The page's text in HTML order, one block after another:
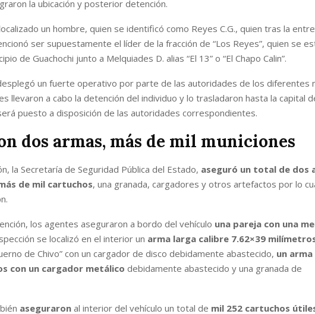
la ubicación y posterior detención.
un hombre, quien se identificó como Reyes C.G., quien tras la
ser supuestamente el líder de la fracción de “Los Reyes”, quien se
de Guachochi junto a Melquiades D. alias “El 13” o “El Chapo Calin”.
un fuerte operativo por parte de las autoridades de los diferentes
llevaron a cabo la detención del individuo y lo trasladaron hasta la capital
puesto a disposición de las autoridades correspondientes.
dos armas, más de mil municiones
la Secretaría de Seguridad Pública del Estado, aseguró un total de dos
de mil cartuchos, una granada, cargadores y otros artefactos por lo
los agentes aseguraron a bordo del vehículo una pareja con una
se localizó en el interior un arma larga calibre 7.62×39
de Chivo” con un cargador de disco debidamente abastecido, un
con un cargador metálico debidamente abastecido y una granada de
aseguraron al interior del vehículo un total de mil 252 cartuchos